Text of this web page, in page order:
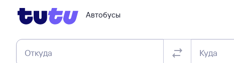
Автобусы
Откуда Куда